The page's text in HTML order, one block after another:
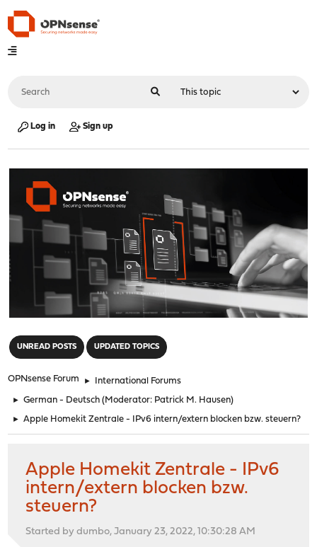
Log in Sign up
UNREAD POSTS UPDATED TOPICS
OPNsense Forum ► International Forums
► German - Deutsch (Moderator: Patrick M. Hausen)
► Apple Homekit Zentrale - IPv6 intern/extern blocken bzw. steuern?
Apple Homekit Zentrale - IPv6
intern/extern blocken bzw.
steuern?
Started by dumbo, January 23, 2022, 10:30:28 AM